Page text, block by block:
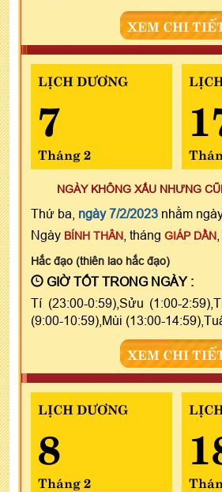
XEM CHI
LỊCH DƯƠNG
7
Tháng 2
NGÀY KHÔNG XẤU NHƯNG
Thứ ba, ngày 7/2/2023 nhằm
Ngày BÍNH THÂN , tháng GIÁP DẦN
Hắc đạo (thiên lao hắc đạo)
GIỜ TỐT TRONG NGÀY :
Tí (23:00-0:59),Sửu (1:00-
(9:00-10:59),Mùi (13:00-
XEM CHI
LỊCH DƯƠNG
8
Tháng 2